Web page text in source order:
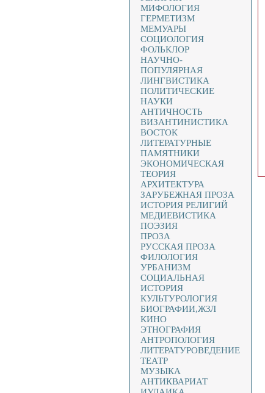
МИФОЛОГИЯ
ГЕРМЕТИЗМ
МЕМУАРЫ
СОЦИОЛОГИЯ
ФОЛЬКЛОР
НАУЧНО-
ПОПУЛЯРНАЯ
ЛИНГВИСТИКА
ПОЛИТИЧЕСКИЕ
НАУКИ
АНТИЧНОСТЬ
ВИЗАНТИНИСТИКА
ВОСТОК
ЛИТЕРАТУРНЫЕ
ПАМЯТНИКИ
ЭКОНОМИЧЕСКАЯ
ТЕОРИЯ
АРХИТЕКТУРА
ЗАРУБЕЖНАЯ ПРОЗА
ИСТОРИЯ РЕЛИГИЙ
МЕДИЕВИСТИКА
ПОЭЗИЯ
ПРОЗА
РУССКАЯ ПРОЗА
ФИЛОЛОГИЯ
УРБАНИЗМ
СОЦИАЛЬНАЯ
ИСТОРИЯ
КУЛЬТУРОЛОГИЯ
БИОГРАФИИ,ЖЗЛ
КИНО
ЭТНОГРАФИЯ
АНТРОПОЛОГИЯ
ЛИТЕРАТУРОВЕДЕНИЕ
ТЕАТР
МУЗЫКА
АНТИКВАРИАТ